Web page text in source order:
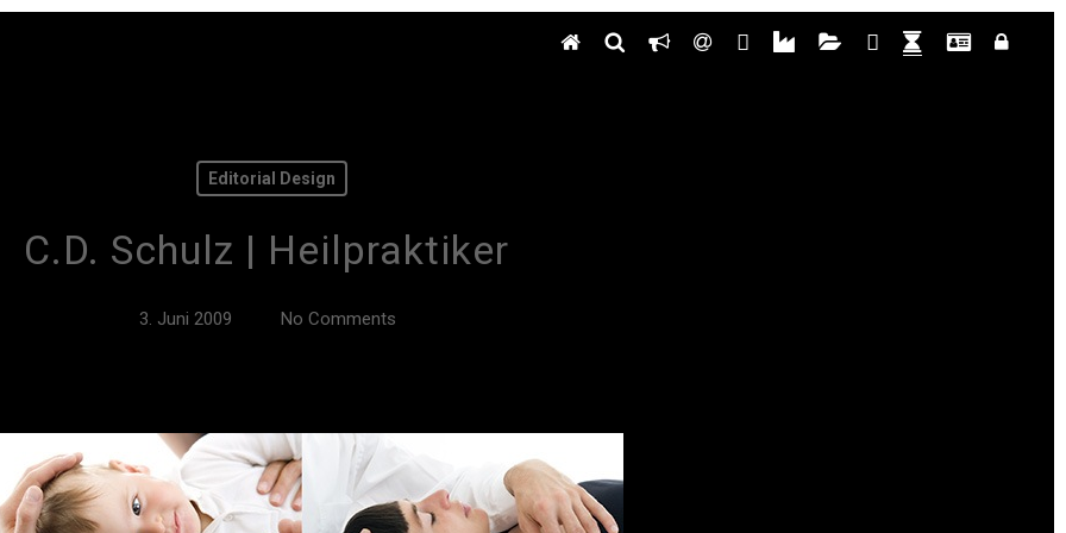
Editorial Design
C.D. Schulz | Heilpraktiker
3. Juni 2009 No Comments